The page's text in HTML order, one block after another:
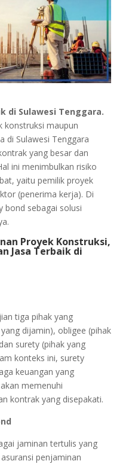
di Sulawesi Tenggara.
konstruksi maupun
di Sulawesi Tenggara
yang besar dan
ini menimbulkan risiko
yaitu pemilik proyek
(penerima kerja). Di
bond sebagai solusi
Proyek Konstruksi,
Jasa Terbaik di
tiga pihak yang
dijamin), obligee (pihak
surety (pihak yang
konteks ini, surety
keuangan yang
memenuhi
kontrak yang disepakati.
jaminan tertulis yang
penjaminan